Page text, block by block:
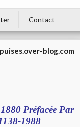
Contact
blog.com
Préfacée Par
1988